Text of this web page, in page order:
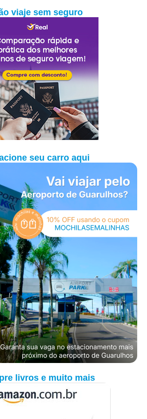
viaje sem seguro
seu carro aqui
livros e muito mais